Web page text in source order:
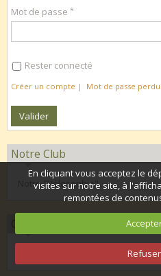
Mot de passe
Rester connecté
Créer un compte | Mot de passe perdu
Notre Club
Notre "Vélosophie"
Organisation 2026
En cliquant vous acceptez le
visites sur notre site, à
remontées de